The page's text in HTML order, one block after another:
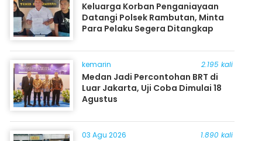
Keluarga Korban Penganiayaan
Datangi Polsek Rambutan, Minta
Para Pelaku Segera Ditangkap
kemarin 2.195 kali
Medan Jadi Percontohan BRT di
Luar Jakarta, Uji Coba Dimulai 18
Agustus
03 Agu 2026 1.890 kali